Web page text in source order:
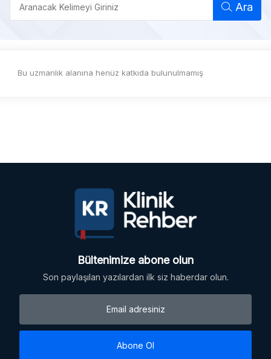
Ara
Bu uzmanlık alanına henüz katkıda bulunulmamış
Bültenimize abone olun
Son paylaşılan yazılardan ilk siz haberdar olun.
Abone Ol